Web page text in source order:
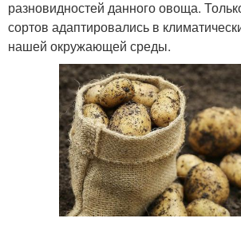
разновидностей данного овоща.
сортов адаптировались в
нашей окружающей среды.